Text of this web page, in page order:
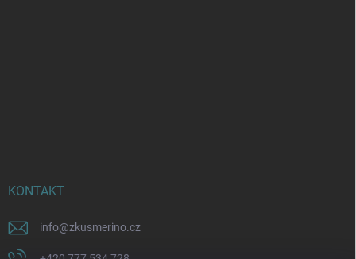
KONTAKT
info@zkusmerino.cz